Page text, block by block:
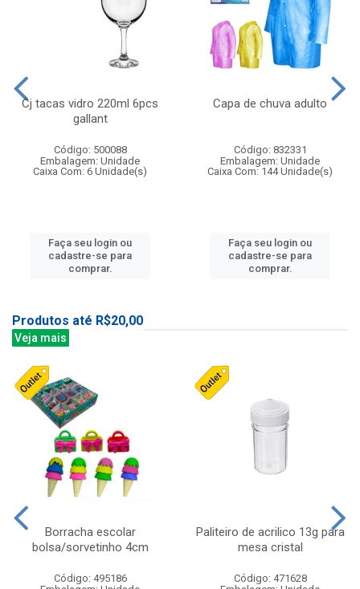
Cj tacas vidro 220ml 6pcs
gallant
Código: 500088
Embalagem: Unidade
Caixa Com: 6 Unidade(s)
Faça seu login ou
cadastre-se para
comprar.
Capa de chuva adulto
Código: 832331
Embalagem: Unidade
Caixa Com: 144 Unidade(s)
Faça seu login ou
cadastre-se para
comprar.
Produtos até R$20,00
Veja mais
Borracha escolar
bolsa/sorvetinho 4cm
Código: 495186
Paliteiro de acrilico 13g para
mesa cristal
Código: 471628